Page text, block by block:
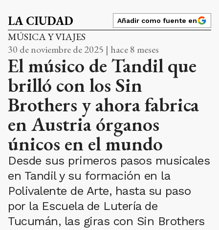
LA CIUDAD Añadir como fuente en
MÚSICA Y VIAJES
30 de noviembre de 2025 | hace 8 meses
El músico de Tandil que
brilló con los Sin
Brothers y ahora fabrica
en Austria órganos
únicos en el mundo
Desde sus primeros pasos musicales
en Tandil y su formación en la
Polivalente de Arte, hasta su paso
por la Escuela de Lutería de
Tucumán, las giras con Sin Brothers